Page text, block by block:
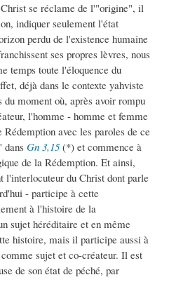
se réclame de l'"origine", il
indiquer seulement l'état
perdu de l'existence humaine
ses propres lèvres, nous
temps toute l'éloquence du
déjà dans le contexte yahviste
du moment où, après avoir rompu
l'homme - homme et femme
avec les paroles de ce
dans Gn 3,15(*) et commence à
de la Rédemption. Et ainsi,
l'interlocuteur du Christ dont parle
- participe à cette
à l'histoire de la
sujet héréditaire et en même
histoire, mais il participe aussi à
sujet et co-créateur. Il est
de son état de péché, par